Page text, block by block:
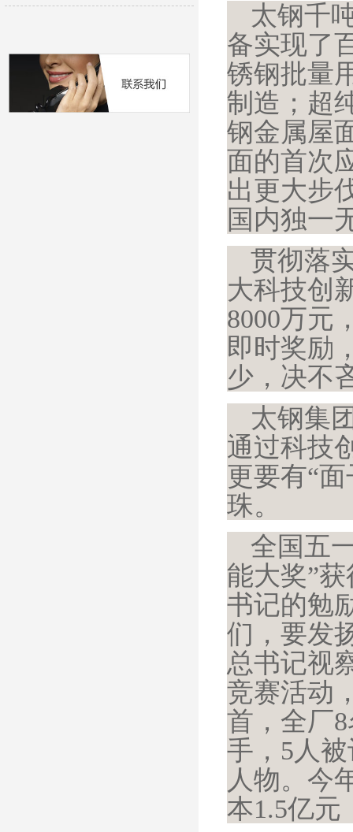
太钢千
备实现了
锈钢批量
制造；超
钢金属屋
面的首次
出更大步
国内独一
贯彻落
大科技创
8000万元
即时奖励
少，决不
太钢集
通过科技
更要有“
珠。
全国五
能大奖”
书记的勉
们，要发
总书记视
竞赛活动
首，全厂
手，5人
人物。今
本1.5亿元